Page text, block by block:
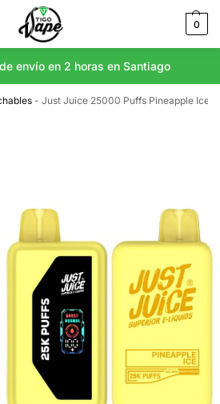
0
envío en 2 horas en Santiago
- Just Juice 25000 Puffs Pineapple Ice